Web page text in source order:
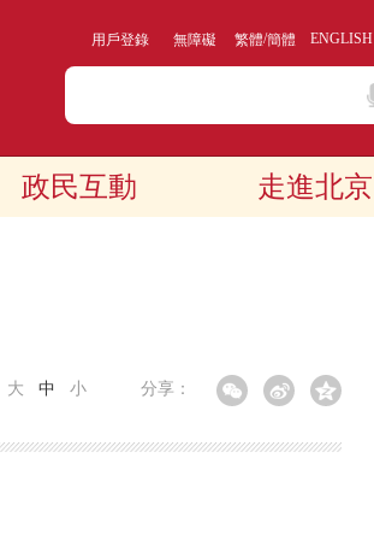
用戶登錄 無障礙 繁體/簡體 ENGLISH
政民互動 走進北京
分享：
大 中 小